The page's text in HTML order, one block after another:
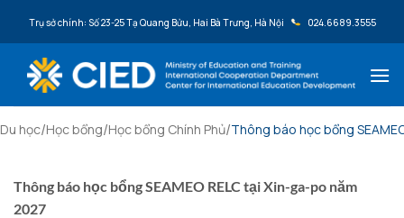
Trụ sở chính: Số 23-25 Tạ Quang Bửu, Hai Bà Trưng, Hà Nội 024.6689.3555
Du học/Học bổng/Học bổng Chính Phủ/Thông báo học bổng
Thông báo học bổng SEAMEO RELC tại Xin-ga-po năm
2027